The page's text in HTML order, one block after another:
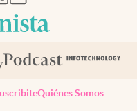
Quiénes Somos